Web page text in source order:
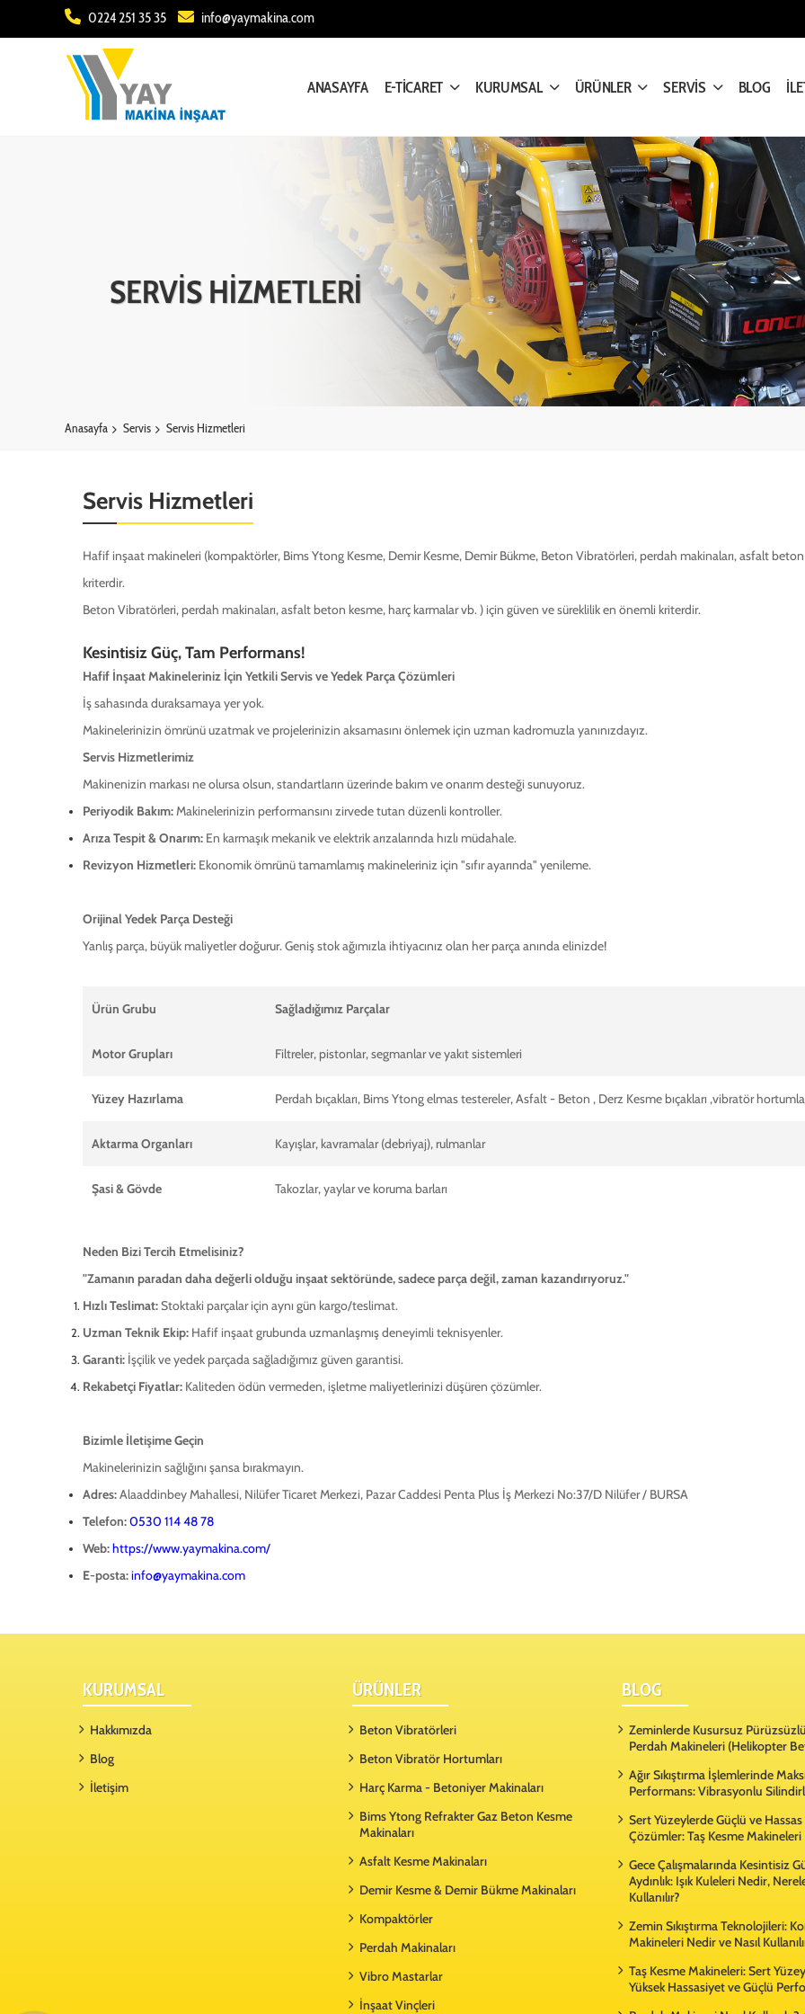
0224 251 35 35 info@yaymakina.com
ANASAYFA E-TİCARET KURUMSAL ÜRÜNLER SERVİS BLOG
SERVİS HİZMETLERİ
Anasayfa Servis Servis Hizmetleri
Servis Hizmetleri
Hafif inşaat makineleri (kompaktörler, Bims Ytong Kesme, Demir Kesme, Demir Bükme, Beton Vibratörleri, perdah makinaları, asfalt
kriterdir.
Beton Vibratörleri, perdah makinaları, asfalt beton kesme, harç karmalar vb. ) için güven ve süreklilik en önemli kriterdir.
Kesintisiz Güç, Tam Performans!
Hafif İnşaat Makineleriniz İçin Yetkili Servis ve Yedek Parça Çözümleri
İş sahasında duraksamaya yer yok.
Makinelerinizin ömrünü uzatmak ve projelerinizin aksamasını önlemek için uzman kadromuzla yanınızdayız.
Servis Hizmetlerimiz
Makinenizin markası ne olursa olsun, standartların üzerinde bakım ve onarım desteği sunuyoruz.
Periyodik Bakım:Makinelerinizin performansını zirvede tutan düzenli kontroller.
Arıza Tespit & Onarım: En karmaşık mekanik ve elektrik arızalarında hızlı müdahale.
Revizyon Hizmetleri: Ekonomik ömrünü tamamlamış makineleriniz için "sıfır ayarında" yenileme.
Orijinal Yedek Parça Desteği
Yanlış parça, büyük maliyetler doğurur. Geniş stok ağımızla ihtiyacınız olan her parça anında elinizde!
Ürün Grubu Sağladığımız Parçalar
Motor Grupları Filtreler, pistonlar, segmanlar ve yakıt sistemleri
Yüzey Hazırlama Perdah bıçakları, Bims Ytong elmas testereler, Asfalt - Beton , Derz Kesme bıçakları ,vibratör
Aktarma Organları Kayışlar, kavramalar (debriyaj), rulmanlar
Şasi & Gövde Takozlar, yaylar ve koruma barları
Neden Bizi Tercih Etmelisiniz?
"Zamanın paradan daha değerli olduğu inşaat sektöründe, sadece parça değil, zaman kazandırıyoruz."
Hızlı Teslimat:Stoktaki parçalar için aynı gün kargo/teslimat.
Uzman Teknik Ekip: Hafif inşaat grubunda uzmanlaşmış deneyimli teknisyenler.
Garanti: İşçilik ve yedek parçada sağladığımız güven garantisi.
Rekabetçi Fiyatlar: Kaliteden ödün vermeden, işletme maliyetlerinizi düşüren çözümler.
Bizimle İletişime Geçin
Makinelerinizin sağlığını şansa bırakmayın.
Adres:Alaaddinbey Mahallesi, Nilüfer Ticaret Merkezi, Pazar Caddesi Penta Plus İş Merkezi No:37/D Nilüfer / BURSA
Telefon:0530 114 48 78
Web:https://www.yaymakina.com/
E-posta:info@yaymakina.com
KURUMSAL
Hakkımızda
Blog
İletişim
ÜRÜNLER
Beton Vibratörleri
Beton Vibratör Hortumları
Harç Karma - Betoniyer Makinaları
Bims Ytong Refrakter Gaz Beton Kesme
Makinaları
Asfalt Kesme Makinaları
Demir Kesme & Demir Bükme Makinaları
Kompaktörler
Perdah Makinaları
Vibro Mastarlar
İnşaat Vinçleri
BLOG
Zeminlerde Kusursuz
Perdah Makineleri (Helikopter
Ağır Sıkıştırma İşlemlerinde
Performans: Vibrasyonlu
Sert Yüzeylerde Güçlü ve Hassas
Çözümler: Taş Kesme Makineleri
Gece Çalışmalarında Kesintisiz
Aydınlık: Işık Kuleleri Nedir,
Kullanılır?
Zemin Sıkıştırma Teknolojileri:
Makineleri Nedir ve Nasıl
Taş Kesme Makineleri: Sert
Yüksek Hassasiyet ve Güçlü